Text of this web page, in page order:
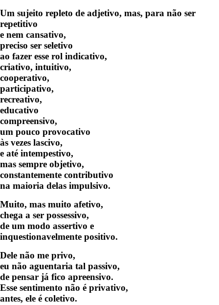
Um sujeito repleto de adjetivo, mas, para não ser
repetitivo
e nem cansativo,
preciso ser seletivo
ao fazer esse rol indicativo,
criativo, intuitivo,
cooperativo,
participativo,
recreativo,
educativo
compreensivo,
um pouco provocativo
às vezes lascivo,
e até intempestivo,
mas sempre objetivo,
constantemente contributivo
na maioria delas impulsivo.
Muito, mas muito afetivo,
chega a ser possessivo,
de um modo assertivo e
inquestionavelmente positivo.
Dele não me privo,
eu não aguentaria tal passivo,
de pensar já fico apreensivo.
Esse sentimento não é privativo,
antes, ele é coletivo.